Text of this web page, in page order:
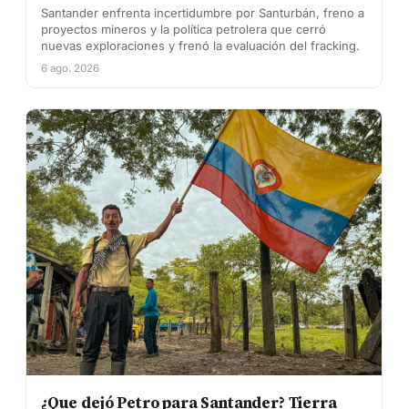
Santander enfrenta incertidumbre por Santurbán, freno a
proyectos mineros y la política petrolera que cerró
nuevas exploraciones y frenó la evaluación del fracking.
6 ago. 2026
¿Que dejó Petro para Santander? Tierra